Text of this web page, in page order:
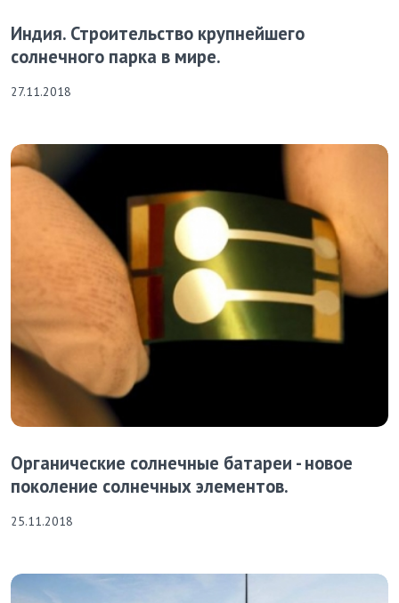
Индия. Строительство крупнейшего
солнечного парка в мире.
27.11.2018
Органические солнечные батареи - новое
поколение солнечных элементов.
25.11.2018